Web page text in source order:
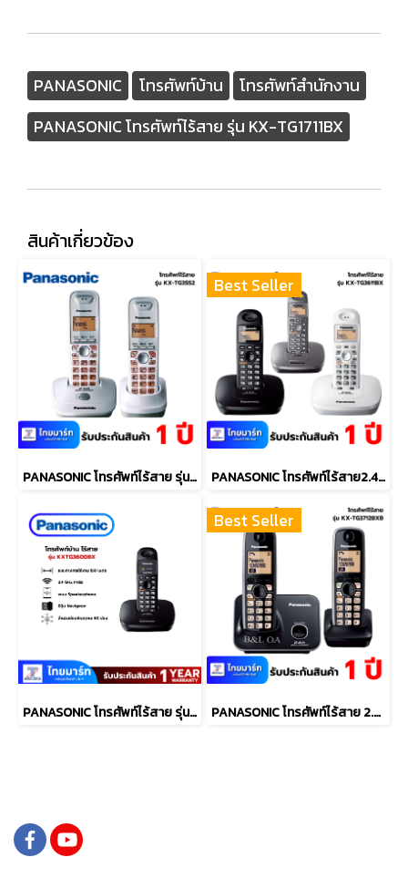
PANASONIC โทรศัพท์บ้าน
โทรศัพท์สำนักงาน
PANASONIC โทรศัพท์ไร้สาย รุ่น KX-TG1711BX
สินค้าเกี่ยวข้อง
PANASONIC โทรศัพท์ไร้สาย รุ่น KX-TG3552BXW
Best Seller
PANASONIC โทรศัพท์ไร้สาย2.4 GHz รุ่น KX-TG3611BX
PANASONIC โทรศัพท์ไร้สาย รุ่น KX-TG3600BX
Best Seller
PANASONIC โทรศัพท์ไร้สาย 2.4 GHz รุ่น KX-TG3712BXB